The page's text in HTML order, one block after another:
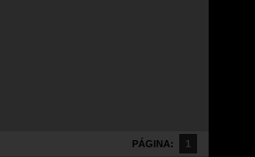
PÁGINA: 1